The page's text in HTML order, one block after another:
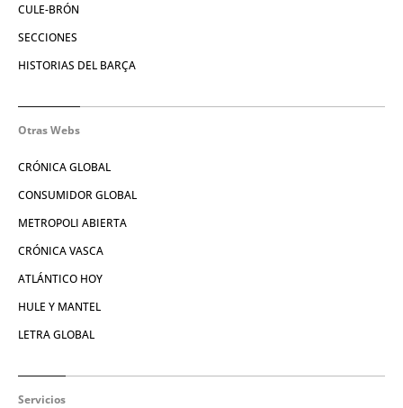
CULE-BRÓN
SECCIONES
HISTORIAS DEL BARÇA
Otras Webs
CRÓNICA GLOBAL
CONSUMIDOR GLOBAL
METROPOLI ABIERTA
CRÓNICA VASCA
ATLÁNTICO HOY
HULE Y MANTEL
LETRA GLOBAL
Servicios